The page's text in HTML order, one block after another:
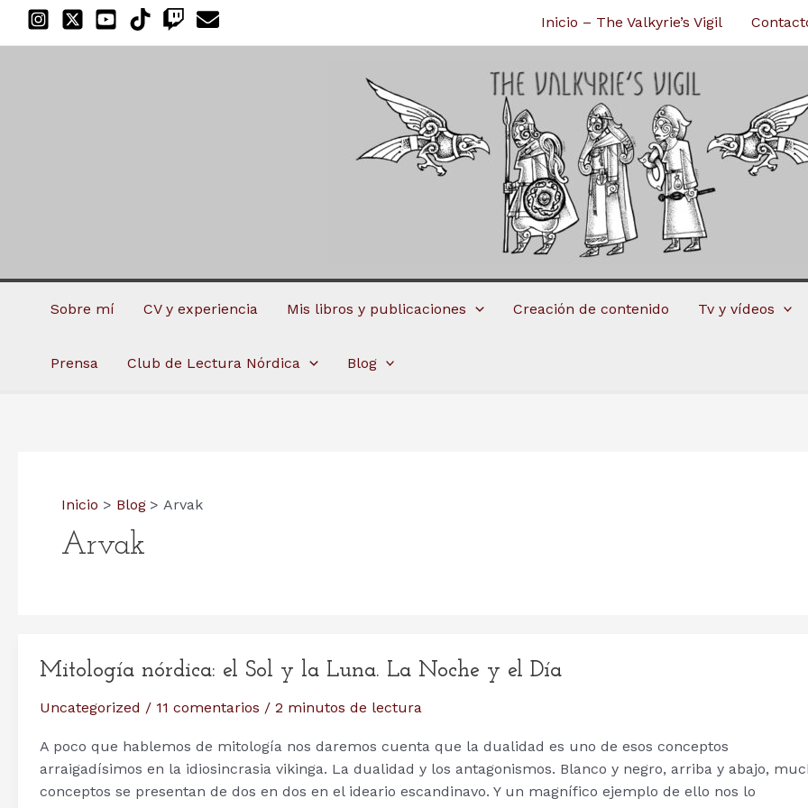
Inicio – The Valkyrie’s Vigil
Sobre mí CV y experiencia Mis libros y publicaciones Creación de contenido Tv y vídeos
Prensa Club de Lectura Nórdica Blog
Inicio Blog Arvak
Arvak
Mitología nórdica: el Sol y la Luna. La Noche y el Día
Uncategorized / 11 comentarios / 2 minutos de lectura
A poco que hablemos de mitología nos daremos cuenta que la dualidad es uno de esos conceptos
arraigadísimos en la idiosincrasia vikinga. La dualidad y los antagonismos. Blanco y negro, arriba y abajo,
conceptos se presentan de dos en dos en el ideario escandinavo. Y un magnífico ejemplo de ello nos lo